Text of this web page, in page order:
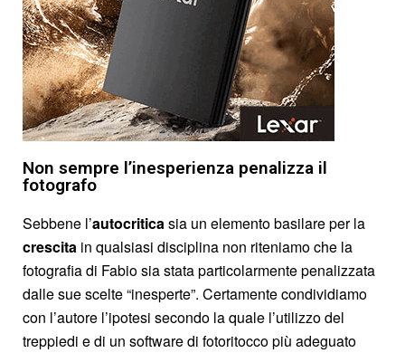
Non sempre l’inesperienza penalizza il
fotografo
Sebbene l’autocriticasia un elemento basilare per la
crescita in qualsiasi disciplina non riteniamo che la
fotografia di Fabio sia stata particolarmente penalizzata
dalle sue scelte “inesperte”. Certamente condividiamo
con l’autore l’ipotesi secondo la quale l’utilizzo del
treppiedi e di un software di fotoritocco più adeguato